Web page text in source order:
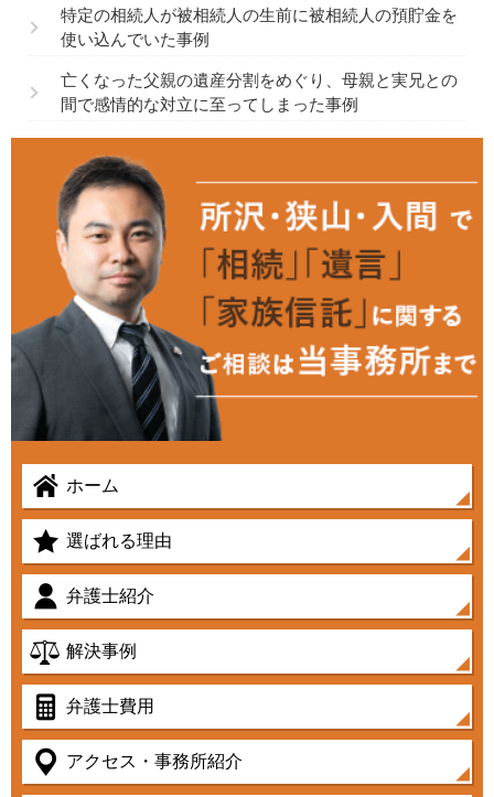
特定の相続人が被相続人の生前に被相続人の預貯金を
使い込んでいた事例
亡くなった父親の遺産分割をめぐり、母親と実兄との
間で感情的な対立に至ってしまった事例
ホーム
選ばれる理由
弁護士紹介
解決事例
弁護士費用
アクセス・事務所紹介